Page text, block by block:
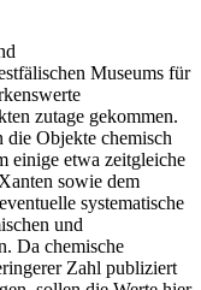
Museums für
zutage gekommen.
Objekte chemisch
einige etwa zeitgleiche
sowie dem
systematische
und
Da chemische
Zahl publiziert